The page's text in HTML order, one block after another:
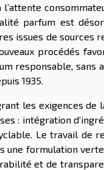
parfum est
issues de sources
procédés
responsable,
1935.
les exigences de
: intégration
Le travail de
une formulation
et de